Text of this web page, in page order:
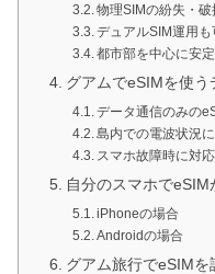
物理SIMの紛失・
デュアルSIM運用も
都市部を中心に安
グアムでeSIMを使う
データ通信のみの
島内での電波状況
スマホ故障時に対
自分のスマホで
iPhoneの場合
Androidの場合
グアム旅行でeSIMを